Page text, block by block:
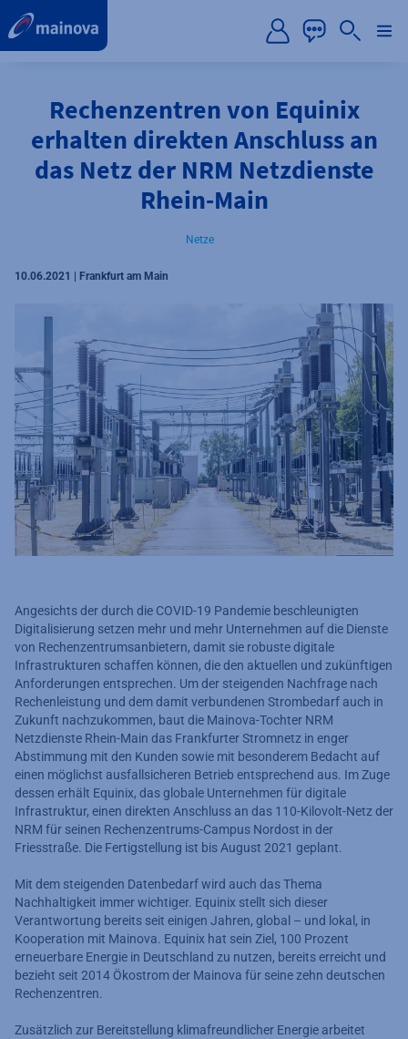
Rechenzentren von Equinix
erhalten direkten Anschluss an
das Netz der NRM Netzdienste
Rhein-Main
Netze
10.06.2021 | Frankfurt am Main
Angesichts der durch die COVID-19 Pandemie beschleunigten
Digitalisierung setzen mehr und mehr Unternehmen auf die Dienste
von Rechenzentrumsanbietern, damit sie robuste digitale
Infrastrukturen schaffen können, die den aktuellen und zukünftigen
Anforderungen entsprechen. Um der steigenden Nachfrage nach
Rechenleistung und dem damit verbundenen Strombedarf auch in
Zukunft nachzukommen, baut die Mainova-Tochter NRM
Netzdienste Rhein-Main das Frankfurter Stromnetz in enger
Abstimmung mit den Kunden sowie mit besonderem Bedacht auf
einen möglichst ausfallsicheren Betrieb entsprechend aus. Im Zuge
dessen erhält Equinix, das globale Unternehmen für digitale
Infrastruktur, einen direkten Anschluss an das 110-Kilovolt-Netz der
NRM für seinen Rechenzentrums-Campus Nordost in der
Friesstraße. Die Fertigstellung ist bis August 2021 geplant.
Mit dem steigenden Datenbedarf wird auch das Thema
Nachhaltigkeit immer wichtiger. Equinix stellt sich dieser
Verantwortung bereits seit einigen Jahren, global – und lokal, in
Kooperation mit Mainova. Equinix hat sein Ziel, 100 Prozent
erneuerbare Energie in Deutschland zu nutzen, bereits erreicht und
bezieht seit 2014 Ökostrom der Mainova für seine zehn deutschen
Rechenzentren.
Zusätzlich zur Bereitstellung klimafreundlicher Energie arbeitet